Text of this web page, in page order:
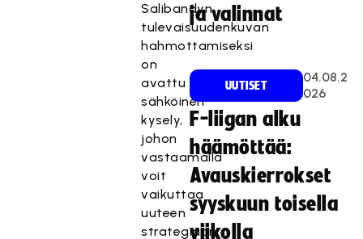
Salibandyn
tulevaisuudenkuvan
hahmottamiseksi
on
avattu
sähköinen
kysely,
johon
vastaamalla
voit
vaikuttaa
uuteen
strategiaan.
ja valinnat
UUTISET
04.08.2
026
F-liigan alku
häämöttää:
Avauskierrokset
syyskuun toisella
viikolla